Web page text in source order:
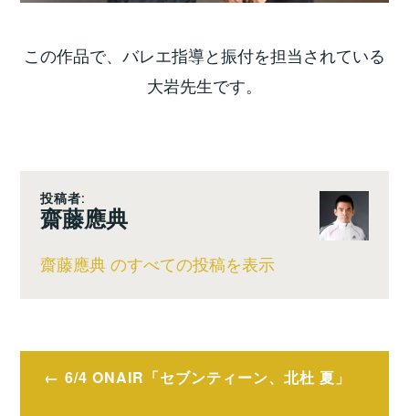
この作品で、バレエ指導と振付を担当されている
大岩先生です。
投稿者:
齋藤應典
齋藤應典 のすべての投稿を表示
投
6/4 ONAIR「セブンティーン、北杜 夏」